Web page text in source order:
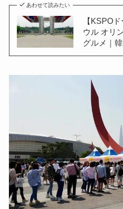
あわせて読みたい
【KSPO
ウル オリ
グルメ｜